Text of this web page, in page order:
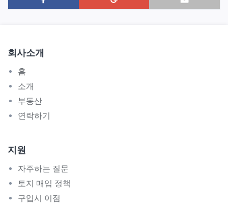
회사소개
홈
소개
부동산
연락하기
지원
자주하는 질문
토지 매입 정책
구입시 이점